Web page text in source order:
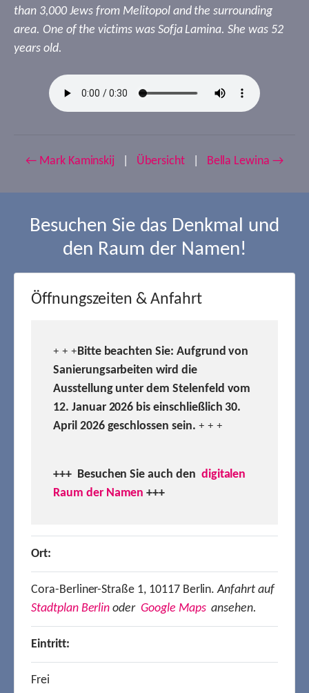
than 3,000 Jews from Melitopol and the surrounding
area. One of the victims was Sofja Lamina. She was 52
years old.
← Mark Kaminskij Übersicht Bella Lewina →
Besuchen Sie das Denkmal und
den Raum der Namen!
Öffnungszeiten & Anfahrt
+ + +Bitte beachten Sie: Aufgrund von
Sanierungsarbeiten wird die
Ausstellung unter dem Stelenfeld vom
12. Januar 2026 bis einschließlich 30.
April 2026 geschlossen sein. + + +
+++ Besuchen Sie auch den digitalen
Raum der Namen +++
Ort:
Cora-Berliner-Straße 1, 10117 Berlin.Anfahrt auf
Stadtplan Berlin oder Google Mapsansehen.
Eintritt:
Frei